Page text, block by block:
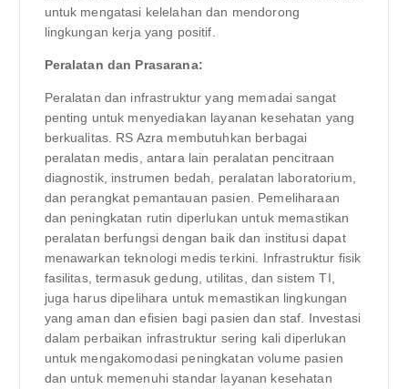
untuk mengatasi kelelahan dan mendorong
lingkungan kerja yang positif.
Peralatan dan Prasarana:
Peralatan dan infrastruktur yang memadai sangat
penting untuk menyediakan layanan kesehatan yang
berkualitas. RS Azra membutuhkan berbagai
peralatan medis, antara lain peralatan pencitraan
diagnostik, instrumen bedah, peralatan laboratorium,
dan perangkat pemantauan pasien. Pemeliharaan
dan peningkatan rutin diperlukan untuk memastikan
peralatan berfungsi dengan baik dan institusi dapat
menawarkan teknologi medis terkini. Infrastruktur fisik
fasilitas, termasuk gedung, utilitas, dan sistem TI,
juga harus dipelihara untuk memastikan lingkungan
yang aman dan efisien bagi pasien dan staf. Investasi
dalam perbaikan infrastruktur sering kali diperlukan
untuk mengakomodasi peningkatan volume pasien
dan untuk memenuhi standar layanan kesehatan